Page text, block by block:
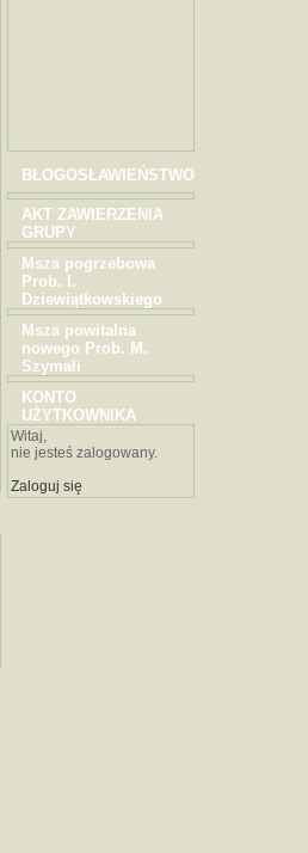
BŁOGOSŁAWIEŃSTWO
AKT ZAWIERZENIA
GRUPY
Msza pogrzebowa
Prob. I.
Dziewiątkowskiego
Msza powitalna
nowego Prob. M.
Szymali
KONTO
UŻYTKOWNIKA
Witaj,
nie jesteś zalogowany.
Zaloguj się